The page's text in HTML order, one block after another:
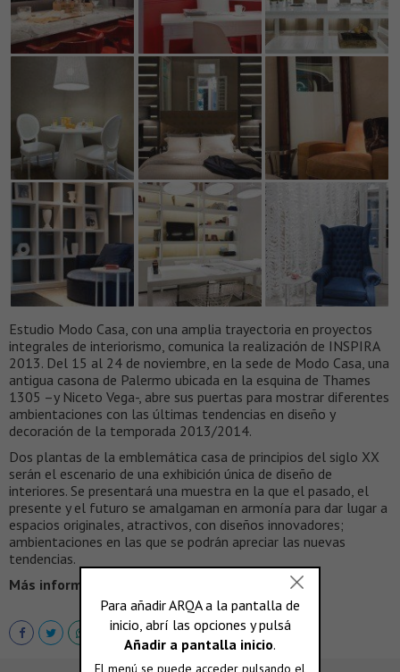
Estudio Modo Casa, con una amplia trayectoria en proyectos
integrales de interiorismo, comunica la realización de INSPIRA
2013. Del 15 al 24 de noviembre, en la sede de Modo Casa, una
antigua casona de Palermo ubicada en la esquina de Thames
1305 –y Niceto Vega-, abre sus puertas para mostrar diferentes
ambientaciones con las últimas tendencias en diseño y
decoración de la temporada 2013/2014.
Dos plantas de la emblemática casa de principios del siglo XX
serán el escenario de una exhibición única de diseño de
interiores. Se presentará una muestra en la que el pasado, el
presente y el futuro se amalgaman en armonía para dar lugar a
espacios originales, atractivos, con diseños innovadores;
ambientaciones en las que se podrán apreciar las nuevas
tendencias.
Más información >